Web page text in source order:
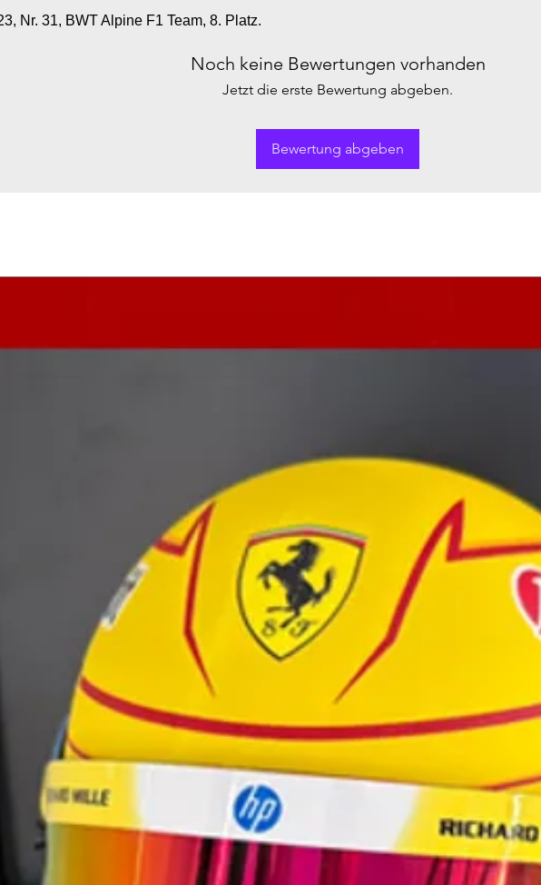
Nr. 31, BWT Alpine F1 Team, 8. Platz.
Noch keine Bewertungen vorhanden
Jetzt die erste Bewertung abgeben.
Bewertung abgeben